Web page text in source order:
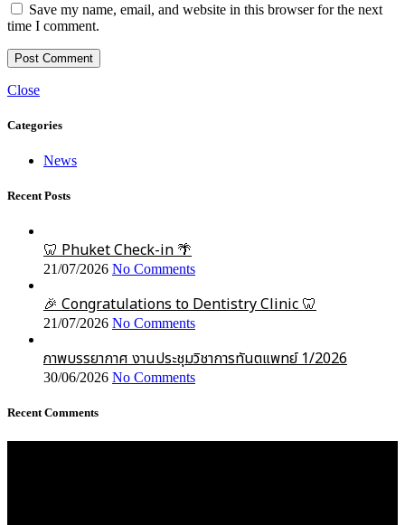
Save my name, email, and website in this browser for the next
time I comment.
Close
Categories
News
Recent Posts
🦷 Phuket Check-in 🌴
21/07/2026 No Comments
🎉 Congratulations to Dentistry Clinic 🦷
21/07/2026 No Comments
ภาพบรรยากาศ งานประชุมวิชาการทันตแพทย์ 1/2026
30/06/2026 No Comments
Recent Comments